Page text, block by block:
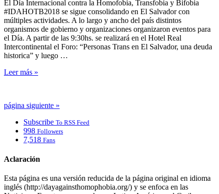
El Día Internacional contra la Homofobia, Transfobia y Bifobia
#IDAHOTB2018 se sigue consolidando en El Salvador con
múltiples actividades. A lo largo y ancho del país distintos
organismos de gobierno y organizaciones organizaron eventos para
el Día. A partir de las 9:30hs. se realizará en el Hotel Real
Intercontinental el Foro: “Personas Trans en El Salvador, una deuda
historica” y luego …
Leer más »
página siguiente »
Subscribe To RSS Feed
998 Followers
7,518 Fans
Aclaración
Esta página es una versión reducida de la página original en idioma
inglés (http://dayagainsthomophobia.org/) y se enfoca en las